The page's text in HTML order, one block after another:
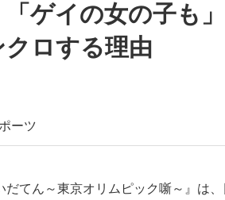
「ゲイの女の子も
ロする理由
ーツ
てん～東京オリムピック噺～』は